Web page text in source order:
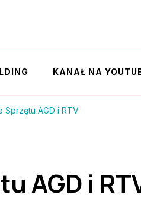
KANAŁ NA
Sprzętu AGD i RTV
AGD i